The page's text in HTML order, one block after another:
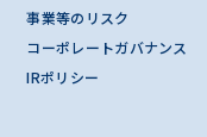
事業等のリスク
コーポレートガバナンス
IRポリシー